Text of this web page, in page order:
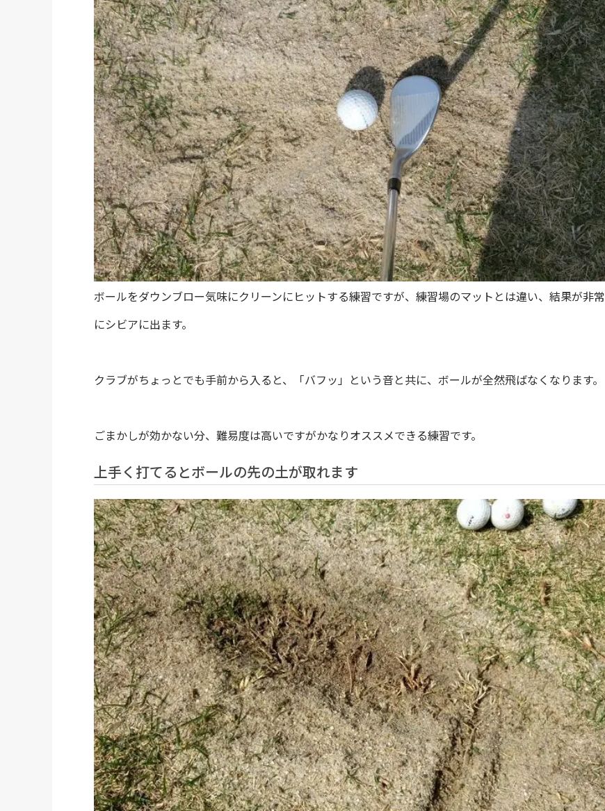
ボールをダウンブロー気味にクリーンにヒットする練習ですが、練習場のマットとは違い、結果が非常
にシビアに出ます。
クラブがちょっとでも手前から入ると、「バフッ」という音と共に、ボールが全然飛ばなくなります。
ごまかしが効かない分、難易度は高いですがかなりオススメできる練習です。
上手く打てるとボールの先の土が取れます